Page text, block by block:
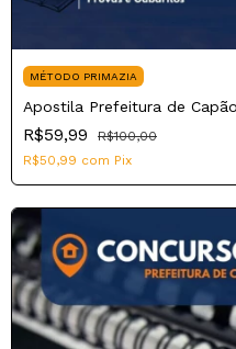
MÉTODO PRIMAZIA
Apostila Prefeitura de
R$59,99
R$100,00
R$50,99 com Pix